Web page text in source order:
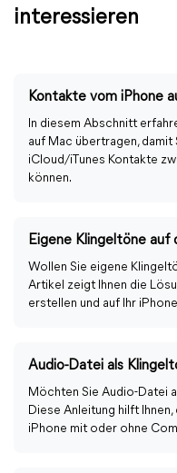
interessieren
In diesem Abschnitt
auf Mac übertragen,
iCloud/iTunes Kontakte
können.
Wollen Sie eigene
Artikel zeigt Ihnen die
erstellen und auf Ihr
Audio-Datei als
Möchten Sie Audio-Datei
Diese Anleitung hilft
iPhone mit oder ohne